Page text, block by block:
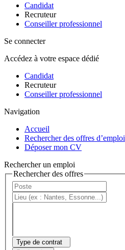
Candidat
Recruteur
Conseiller professionnel
Se connecter
Accédez à votre espace dédié
Candidat
Recruteur
Conseiller professionnel
Navigation
Accueil
Rechercher des offres d’emploi
Déposer mon CV
Rechercher un emploi
Rechercher des offres
Type de contrat